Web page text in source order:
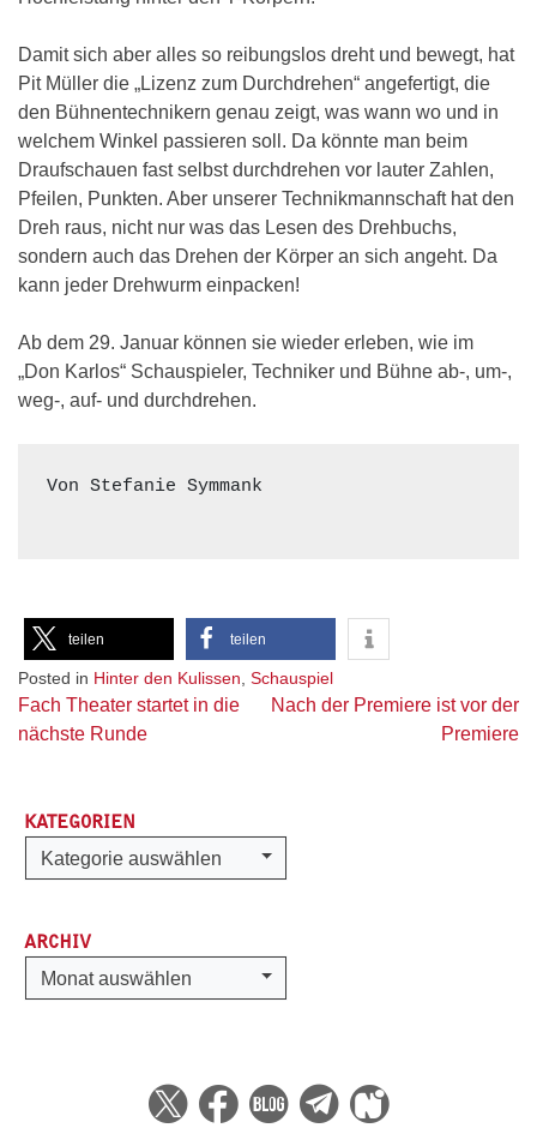
Damit sich aber alles so reibungslos dreht und bewegt, hat
Pit Müller die „Lizenz zum Durchdrehen“ angefertigt, die
den Bühnentechnikern genau zeigt, was wann wo und in
welchem Winkel passieren soll. Da könnte man beim
Draufschauen fast selbst durchdrehen vor lauter Zahlen,
Pfeilen, Punkten. Aber unserer Technikmannschaft hat den
Dreh raus, nicht nur was das Lesen des Drehbuchs,
sondern auch das Drehen der Körper an sich angeht. Da
kann jeder Drehwurm einpacken!
Ab dem 29. Januar können sie wieder erleben, wie im
„Don Karlos“ Schauspieler, Techniker und Bühne ab-, um-,
weg-, auf- und durchdrehen.
Von Stefanie Symmank
teilen teilen
Posted in Hinter den Kulissen Schauspiel
Beitragsnavigation
Fach Theater startet in die
nächste Runde
Nach der Premiere ist vor der
Premiere
KATEGORIEN
Kategorien
Kategorie auswählen
ARCHIV
Archiv
Monat auswählen